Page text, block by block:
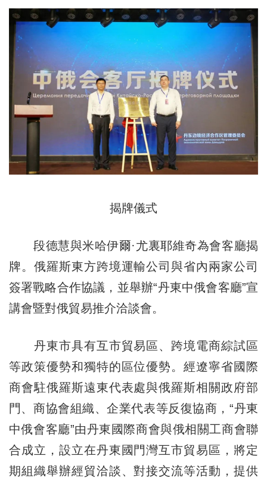
揭牌儀式
段德慧與米哈伊爾·尤裏耶維奇為會客廳揭
牌。俄羅斯東方跨境運輸公司與省內兩家公司
簽署戰略合作協議，並舉辦“丹東中俄會客廳”宣
講會暨對俄貿易推介洽談會。
丹東市具有互市貿易區、跨境電商綜試區
等政策優勢和獨特的區位優勢。經遼寧省國際
商會駐俄羅斯遠東代表處與俄羅斯相關政府部
門、商協會組織、企業代表等反復協商，“丹東
中俄會客廳”由丹東國際商會與俄相關工商會聯
合成立，設立在丹東國門灣互市貿易區，將定
期組織舉辦經貿洽談、對接交流等活動，提供